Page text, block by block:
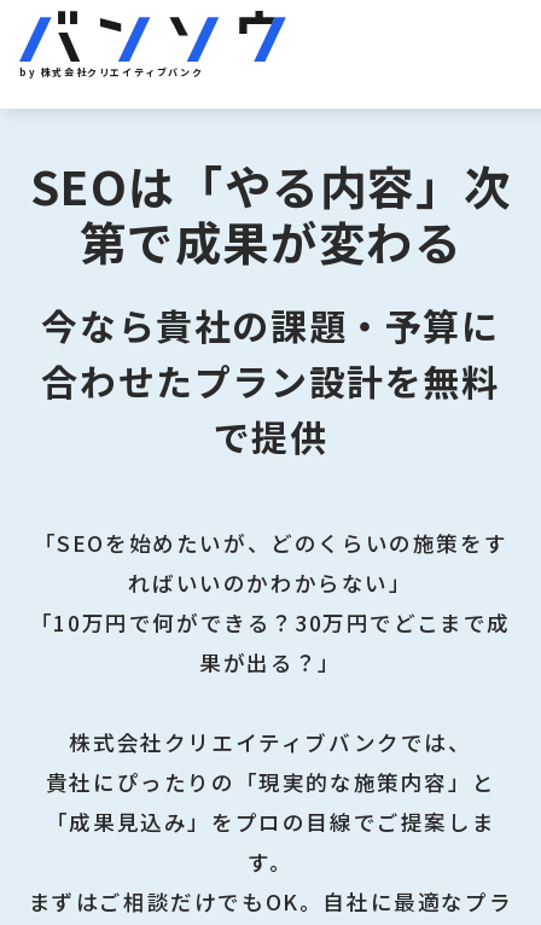
by 株式会社クリエイティブバンク
SEOは「やる内容」次
第で成果が変わる
今なら貴社の課題・予算に
合わせたプラン設計を無料
で提供
「SEOを始めたいが、どのくらいの施策をす
ればいいのかわからない」
「10万円で何ができる？30万円でどこまで成
果が出る？」
株式会社クリエイティブバンクでは、
貴社にぴったりの「現実的な施策内容」と
「成果見込み」をプロの目線でご提案しま
す。
まずはご相談だけでもOK。自社に最適なプラ